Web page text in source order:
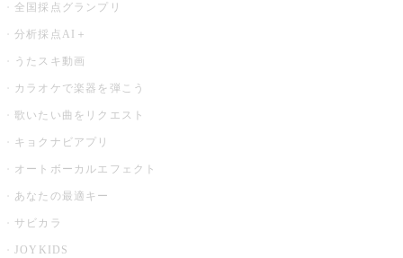
全国採点グランプリ
分析採点AI＋
うたスキ動画
カラオケで楽器を弾こう
歌いたい曲をリクエスト
キョクナビアプリ
オートボーカルエフェクト
あなたの最適キー
サビカラ
JOYKIDS